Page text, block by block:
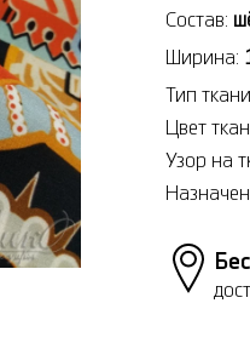
Состав:
Ширина:
Тип
Цвет
Узор на